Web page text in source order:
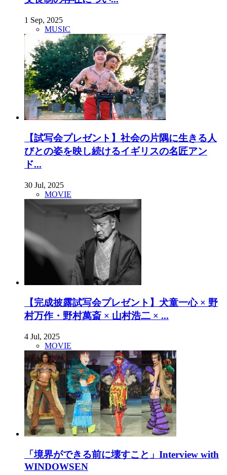
1 Sep, 2025
MUSIC
【試写会プレゼント】社会の片隅に生きる人
びとの姿を映し続けるイギリスの名匠アン
ド...
30 Jul, 2025
MOVIE
【完成披露試写会プレゼント】犬童一心 × 野
村万作・野村萬斎 × 山村浩二 × ...
4 Jul, 2025
MOVIE
「境界ができる前に壊すこと」Interview with
WINDOWSEN